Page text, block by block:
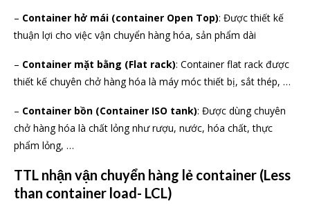
– Container hở mái (container Open Top): Được thiết kế
thuận lợi cho việc vận chuyển hàng hóa, sản phẩm dài
– Container mặt bằng (Flat rack): Container flat rack được
thiết kế chuyên chở hàng hóa là máy móc thiết bị, sắt thép, …
– Container bồn (Container ISO tank): Được dùng chuyên
chở hàng hóa là chất lỏng như rượu, nước, hóa chất, thực
phẩm lỏng, …
TTL nhận vận chuyển hàng lẻ container (Less
than container load- LCL)